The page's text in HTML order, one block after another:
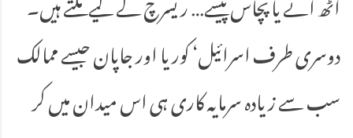
دوسری طرف اسرائیل‘ کوریا اور جاپان جیسے ممالک
سب سے زیادہ سرمایہ کاری ہی اس میدان میں کر